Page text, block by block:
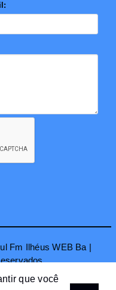
que você
Fm Ilhéus WEB Ba |